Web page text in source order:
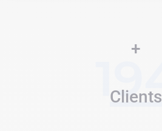
+
194
Clients